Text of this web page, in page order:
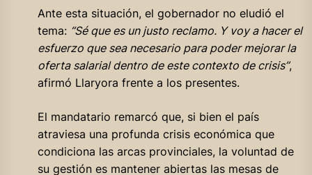
Ante esta situación, el gobernador no eludió el
tema: “Sé que es un justo reclamo. Y voy a hacer el
esfuerzo que sea necesario para poder mejorar la
oferta salarial dentro de este contexto de crisis”,
afirmó Llaryora frente a los presentes.
El mandatario remarcó que, si bien el país
atraviesa una profunda crisis económica que
condiciona las arcas provinciales, la voluntad de
su gestión es mantener abiertas las mesas de